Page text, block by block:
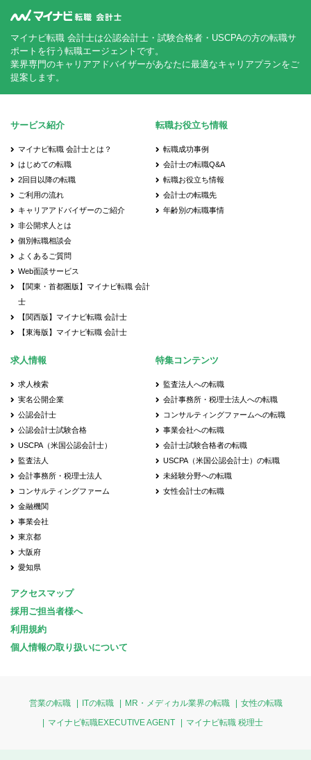
マイナビ転職 会計士は公認会計士・試験合格者・USCPAの方の転職サ
ポートを行う転職エージェントです。
業界専門のキャリアアドバイザーがあなたに最適なキャリアプランをご
提案します。
サービス紹介
マイナビ転職 会計士とは？
はじめての転職
2回目以降の転職
ご利用の流れ
キャリアアドバイザーのご紹介
非公開求人とは
個別転職相談会
よくあるご質問
Web面談サービス
【関東・首都圏版】マイナビ転職 会計
士
【関西版】マイナビ転職 会計士
【東海版】マイナビ転職 会計士
転職お役立ち情報
転職成功事例
会計士の転職Q&A
転職お役立ち情報
会計士の転職先
年齢別の転職事情
求人情報
求人検索
実名公開企業
公認会計士
公認会計士試験合格
USCPA（米国公認会計士）
監査法人
会計事務所・税理士法人
コンサルティングファーム
金融機関
事業会社
東京都
大阪府
愛知県
特集コンテンツ
監査法人への転職
会計事務所・税理士法人への転職
コンサルティングファームへの転職
事業会社への転職
会計士試験合格者の転職
USCPA（米国公認会計士）の転職
未経験分野への転職
女性会計士の転職
アクセスマップ
採用ご担当者様へ
利用規約
個人情報の取り扱いについて
営業の転職 ITの転職 MR・メディカル業界の転職
女性の転職
マイナビ転職EXECUTIVE AGENT
マイナビ転職 税理士